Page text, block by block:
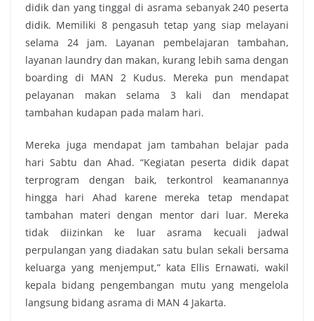
didik dan yang tinggal di asrama sebanyak 240 peserta
didik. Memiliki 8 pengasuh tetap yang siap melayani
selama 24 jam. Layanan pembelajaran tambahan,
layanan laundry dan makan, kurang lebih sama dengan
boarding di MAN 2 Kudus. Mereka pun mendapat
pelayanan makan selama 3 kali dan mendapat
tambahan kudapan pada malam hari.
Mereka juga mendapat jam tambahan belajar pada
hari Sabtu dan Ahad. “Kegiatan peserta didik dapat
terprogram dengan baik, terkontrol keamanannya
hingga hari Ahad karene mereka tetap mendapat
tambahan materi dengan mentor dari luar. Mereka
tidak diizinkan ke luar asrama kecuali jadwal
perpulangan yang diadakan satu bulan sekali bersama
keluarga yang menjemput,” kata Ellis Ernawati, wakil
kepala bidang pengembangan mutu yang mengelola
langsung bidang asrama di MAN 4 Jakarta.